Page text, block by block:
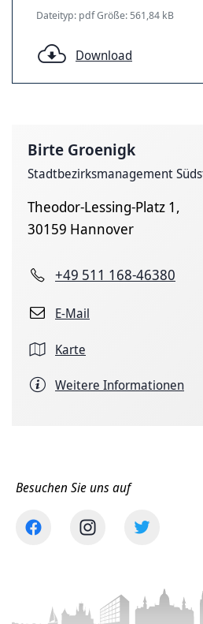
Dateityp: pdf Größe: 561,84 kB
Download
Birte Groenigk
Stadtbezirksmanagement
Theodor-Lessing-Platz 1,
30159 Hannover
+49 511 168-46380
E-Mail
Karte
Weitere Informationen
Besuchen Sie uns auf